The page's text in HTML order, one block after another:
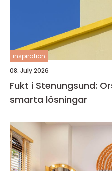
inspiration
08. July 2026
Fukt i Stenungsund:
smarta lösningar